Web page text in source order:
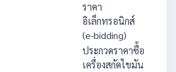
ราคา
อิเล็กทรอนิกส์
(e-bidding)
ประกวดราคาซื้อ
เครื่องสกัดไขมัน